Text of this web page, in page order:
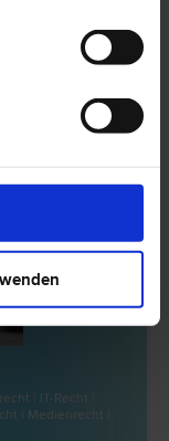
| IT-Recht |
| Medien­recht |